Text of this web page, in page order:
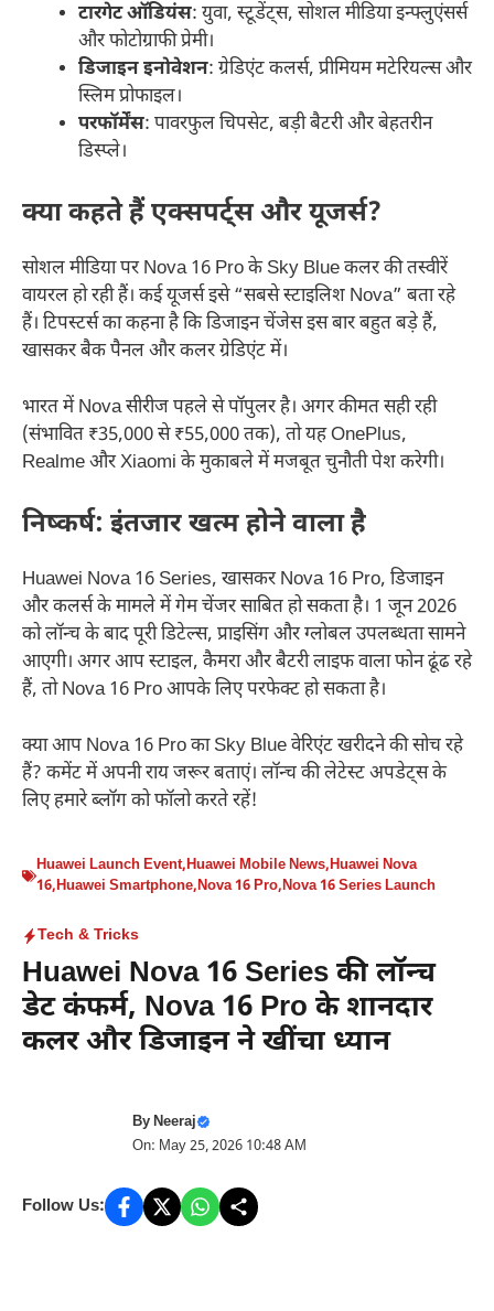
टारगेट ऑडियंस: युवा, स्टूडेंट्स, सोशल मीडिया इन्फ्लुएंसर्स
और फोटोग्राफी प्रेमी।
डिजाइन इनोवेशन: ग्रेडिएंट कलर्स, प्रीमियम मटेरियल्स और
स्लिम प्रोफाइल।
परफॉर्मेंस: पावरफुल चिपसेट, बड़ी बैटरी और बेहतरीन
डिस्प्ले।
क्या कहते हैं एक्सपर्ट्स और यूजर्स?
सोशल मीडिया पर Nova 16 Pro के Sky Blue कलर की तस्वीरें
वायरल हो रही हैं। कई यूजर्स इसे “सबसे स्टाइलिश Nova” बता रहे
हैं। टिपस्टर्स का कहना है कि डिजाइन चेंजेस इस बार बहुत बड़े हैं,
खासकर बैक पैनल और कलर ग्रेडिएंट में।
भारत में Nova सीरीज पहले से पॉपुलर है। अगर कीमत सही रही
(संभावित ₹35,000 से ₹55,000 तक), तो यह OnePlus,
Realme और Xiaomi के मुकाबले में मजबूत चुनौती पेश करेगी।
निष्कर्ष: इंतजार खत्म होने वाला है
Huawei Nova 16 Series, खासकर Nova 16 Pro, डिजाइन
और कलर्स के मामले में गेम चेंजर साबित हो सकता है। 1 जून 2026
को लॉन्च के बाद पूरी डिटेल्स, प्राइसिंग और ग्लोबल उपलब्धता सामने
आएगी। अगर आप स्टाइल, कैमरा और बैटरी लाइफ वाला फोन ढूंढ रहे
हैं, तो Nova 16 Pro आपके लिए परफेक्ट हो सकता है।
क्या आप Nova 16 Pro का Sky Blue वेरिएंट खरीदने की सोच रहे
हैं? कमेंट में अपनी राय जरूर बताएं। लॉन्च की लेटेस्ट अपडेट्स के
लिए हमारे ब्लॉग को फॉलो करते रहें!
Huawei Launch Event,Huawei Mobile News,Huawei Nova
16,Huawei Smartphone,Nova 16 Pro,Nova 16 Series Launch
Tech & Tricks
Huawei Nova 16 Series की लॉन्च
डेट कंफर्म, Nova 16 Pro के शानदार
कलर और डिजाइन ने खींचा ध्यान
ByNeeraj
On: May 25, 2026 10:48 AM
Follow Us: